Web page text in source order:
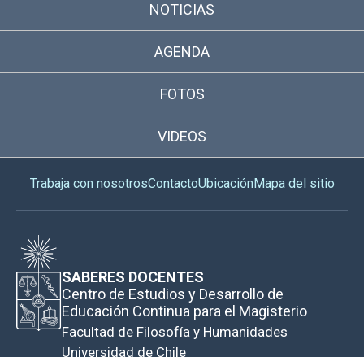
NOTICIAS
AGENDA
FOTOS
VIDEOS
Trabaja con nosotrosContactoUbicaciónMapa del sitio
SABERES DOCENTES
Centro de Estudios y Desarrollo de
Educación Continua para el Magisterio
Facultad de Filosofía y Humanidades
Universidad de Chile